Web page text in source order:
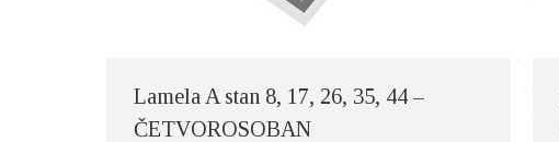
Lamela A stan 8, 17, 26, 35, 44 –
ČETVOROSOBAN